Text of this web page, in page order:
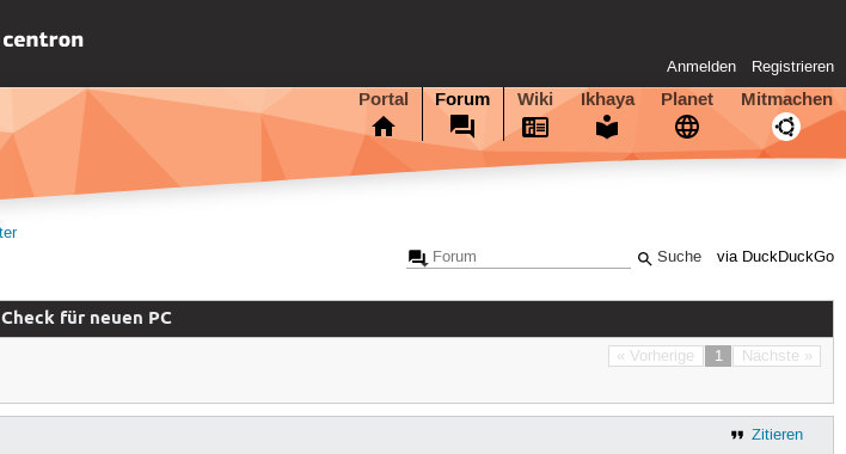
Anmelden Registrieren
Portal Forum Wiki Ikhaya Planet Mitmachen
via DuckDuckGo
für neuen PC
« Vorherige 1 Nächste »
Zitieren